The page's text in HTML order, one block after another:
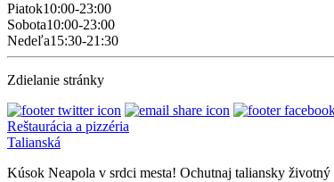
Piatok10:00-23:00
Sobota10:00-23:00
Nedeľa15:30-21:30
Zdielanie stránky
Reštaurácia a pizzéria
Talianská
Kúsok Neapola v srdci mesta! Ochutnaj taliansky